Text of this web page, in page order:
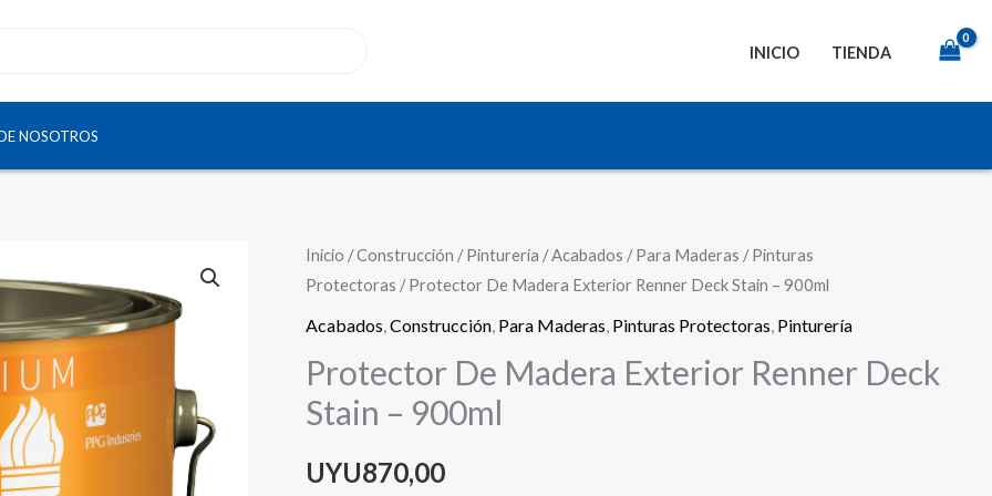
INICIO TIENDA
NOSOTROS
Inicio /Construcción /Pinturería /Acabados /Para Maderas /Pinturas
Protectoras / Protector De Madera Exterior Renner Deck Stain – 900ml
Acabados ,Construcción Para Maderas Pinturas Protectoras Pinturería
Protector De Madera Exterior Renner Deck
Stain – 900ml
UYU870,00